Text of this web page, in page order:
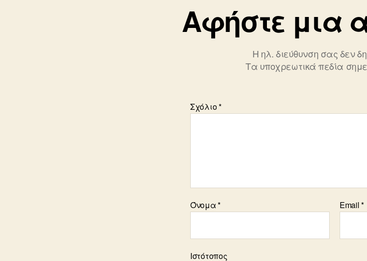
Αφήστε μια
Η ηλ. διεύθυνση σας δεν
Τα υποχρεωτικά πεδία
Σχόλιο*
Όνομα* Email*
Ιστότοπος